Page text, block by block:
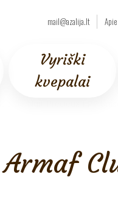
mail@azalija.lt
Vyriški
kvepalai
Armaf